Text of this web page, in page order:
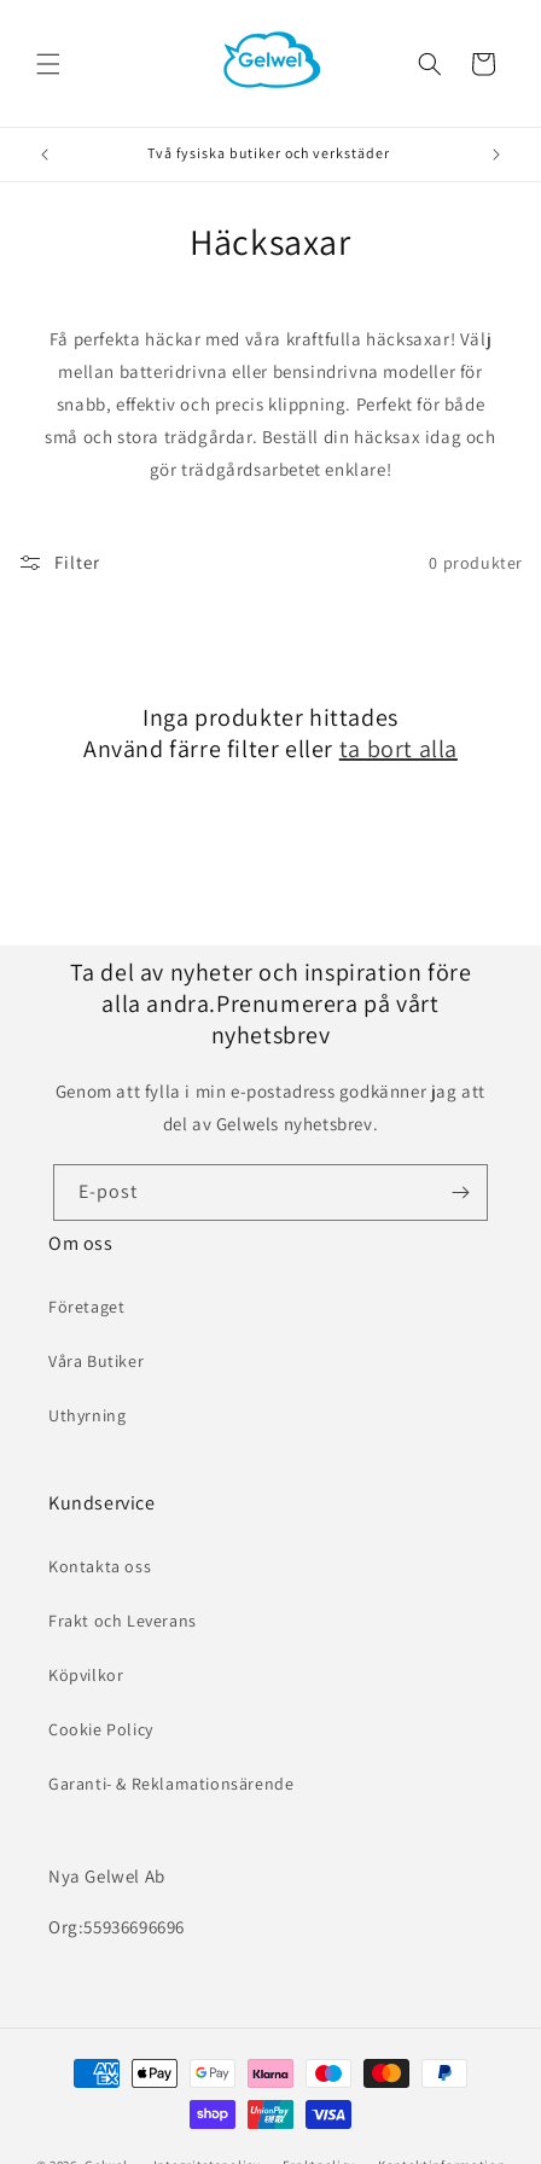
innehåll
Varukorg
Två fysiska butiker och verkstäder
Häcksaxar
Få perfekta häckar med våra kraftfulla häcksaxar! Välj
mellan batteridrivna eller bensindrivna modeller för
snabb, effektiv och precis klippning. Perfekt för både
små och stora trädgårdar. Beställ din häcksax idag och
gör trädgårdsarbetet enklare!
Filter 0 produkter
Inga produkter hittades
Använd färre filter eller ta bort alla
Ta del av nyheter och inspiration före
alla andra.Prenumerera på vårt
nyhetsbrev
Genom att fylla i min e-postadress godkänner jag att
del av Gelwels nyhetsbrev.
E-post
Om oss
Företaget
Våra Butiker
Uthyrning
Kundservice
Kontakta oss
Frakt och Leverans
Köpvilkor
Cookie Policy
Garanti- & Reklamationsärende
Nya Gelwel Ab
Org:55936696696
Betalningsmetoder